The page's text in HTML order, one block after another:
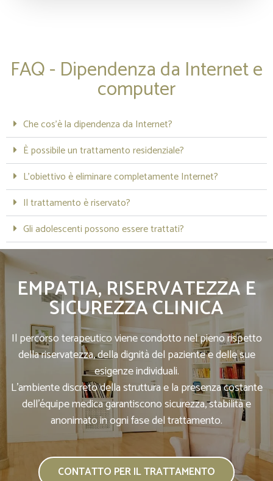
FAQ - Dipendenza da Internet e
computer
Che cos’è la dipendenza da Internet?
È possibile un trattamento residenziale?
L’obiettivo è eliminare completamente Internet?
Il trattamento è riservato?
Gli adolescenti possono essere trattati?
EMPATIA, RISERVATEZZA E
SICUREZZA CLINICA
Il percorso terapeutico viene condotto nel pieno rispetto
della riservatezza, della dignità del paziente e delle sue
esigenze individuali.
L’ambiente discreto della struttura e la presenza costante
dell’équipe medica garantiscono sicurezza, stabilità e
anonimato in ogni fase del trattamento.
CONTATTO PER IL TRATTAMENTO